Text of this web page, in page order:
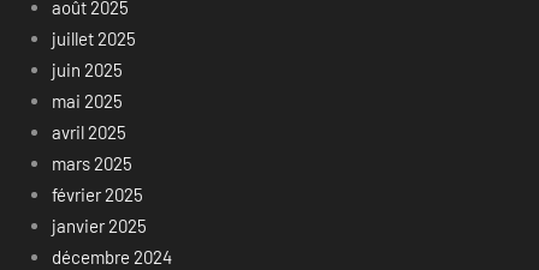
août 2025
juillet 2025
juin 2025
mai 2025
avril 2025
mars 2025
février 2025
janvier 2025
décembre 2024